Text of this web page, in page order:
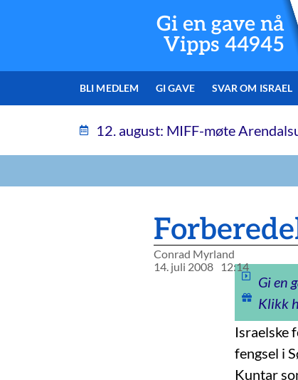
Gi en gave nå
Vipps 44945
BLI MEDLEM GI GAVE SVAR OM ISRAEL
12. august: MIFF-møte
Conrad Myrland
14. juli 2008
12:14
Gi en
Klikk
Israelske
fengsel i
Kuntar